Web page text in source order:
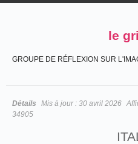
le
GROUPE DE RÉFLEXION SUR
Détails Mis à jour : 30 avril 2026
34905